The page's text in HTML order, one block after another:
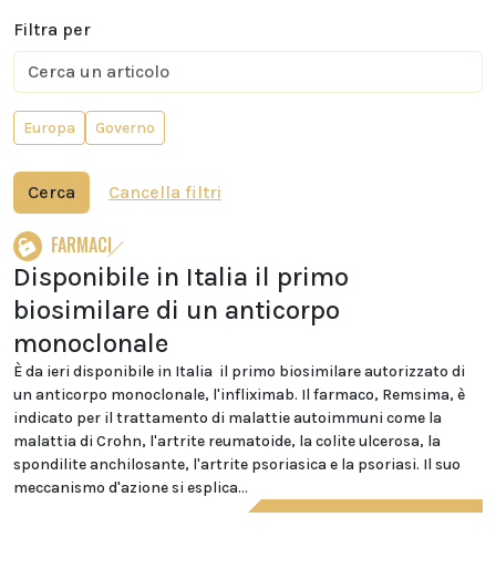
Filtra per
Europa Governo
Cerca Cancella filtri
FARMACI
Disponibile in Italia il primo
biosimilare di un anticorpo
monoclonale
È da ieri disponibile in Italia il primo biosimilare autorizzato di
un anticorpo monoclonale, l'infliximab. Il farmaco, Remsima, è
indicato per il trattamento di malattie autoimmuni come la
malattia di Crohn, l'artrite reumatoide, la colite ulcerosa, la
spondilite anchilosante, l'artrite psoriasica e la psoriasi. Il suo
meccanismo d'azione si esplica...